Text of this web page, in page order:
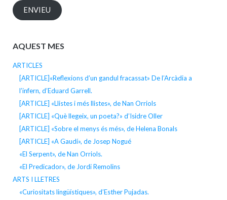
ENVIEU
AQUEST MES
ARTICLES
[ARTICLE]«Reflexions d’un gandul fracassat» De l’Arcàdia a
l’infern, d’Eduard Garrell.
[ARTICLE] «Llistes i més llistes», de Nan Orriols
[ARTICLE] «Què llegeix, un poeta?» d’Isidre Oller
[ARTICLE] «Sobre el menys és més», de Helena Bonals
[ARTICLE] «A Gaudí», de Josep Nogué
«El Serpent», de Nan Orriols.
«El Predicador», de Jordi Remolins
ARTS I LLETRES
«Curiositats lingüístiques», d’Esther Pujadas.